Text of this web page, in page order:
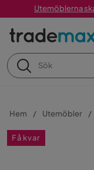
Utemöblerna
Hem Utemöbler
Få kvar